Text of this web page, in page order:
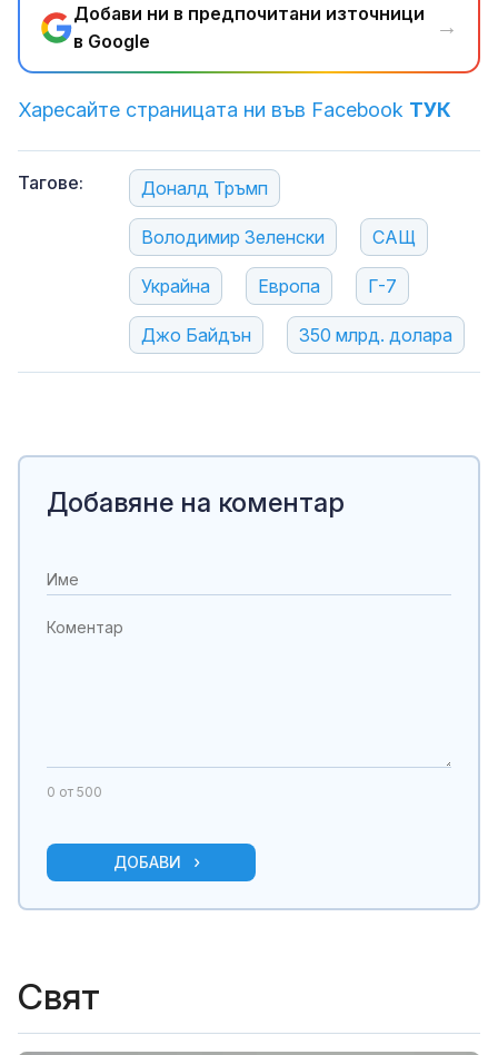
Добави ни в предпочитани източници
в Google
→
Харесайте страницата ни във Facebook ТУК
Тагове: Доналд Тръмп
Володимир Зеленски САЩ
Украйна Европа Г-7
Джо Байдън 350 млрд. долара
Добавяне на коментар
0 от 500
ДОБАВИ
Свят